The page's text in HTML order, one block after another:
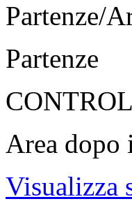
Partenze/
Partenze
Area
Visualizza